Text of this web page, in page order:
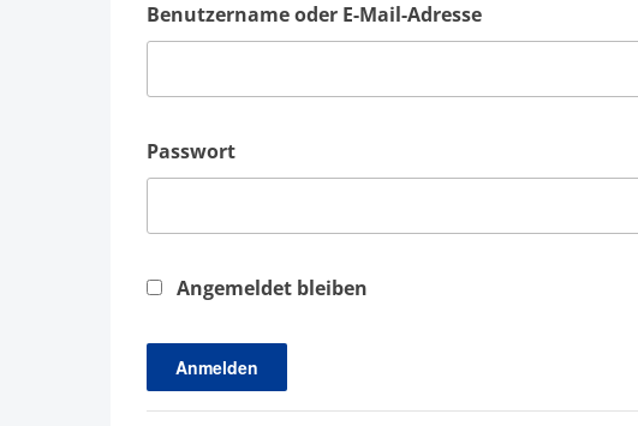
Benutzername oder E-Mail-Adresse
Passwort
Angemeldet bleiben